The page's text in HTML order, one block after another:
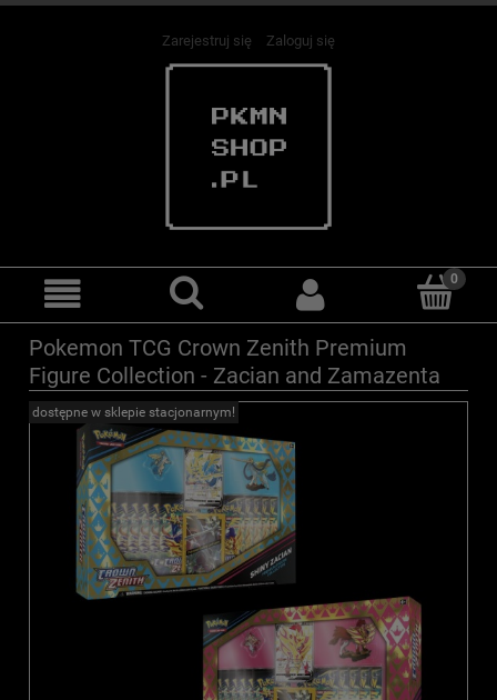
Zarejestruj się Zaloguj się
Pokemon TCG Crown Zenith Premium
Figure Collection - Zacian and Zamazenta
dostępne w sklepie stacjonarnym!